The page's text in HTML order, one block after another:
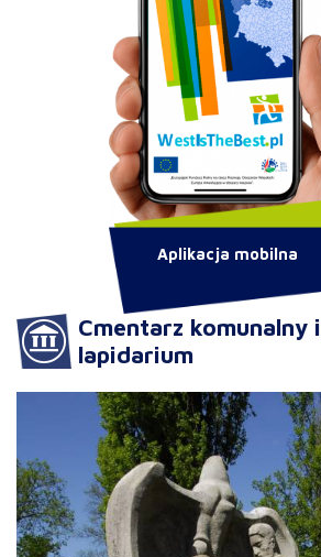
Cmentarz komunalny i
lapidarium
Aplikacja mobilna